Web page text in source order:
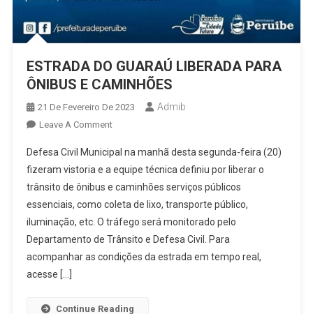
ESTRADA DO GUARAÚ LIBERADA PARA
ÔNIBUS E CAMINHÕES
21 De Fevereiro De 2023 Admib
Leave A CommentOn
DO
GUARAÚ
LIBERADA
PARA
ÔNIBUS
E
CAMINHÕES
Defesa Civil Municipal na manhã desta segunda-feira (20)
fizeram vistoria e a equipe técnica definiu por liberar o
trânsito de ônibus e caminhões serviços públicos
essenciais, como coleta de lixo, transporte público,
iluminação, etc. O tráfego será monitorado pelo
Departamento de Trânsito e Defesa Civil. Para
acompanhar as condições da estrada em tempo real,
acesse […]
Continue Reading